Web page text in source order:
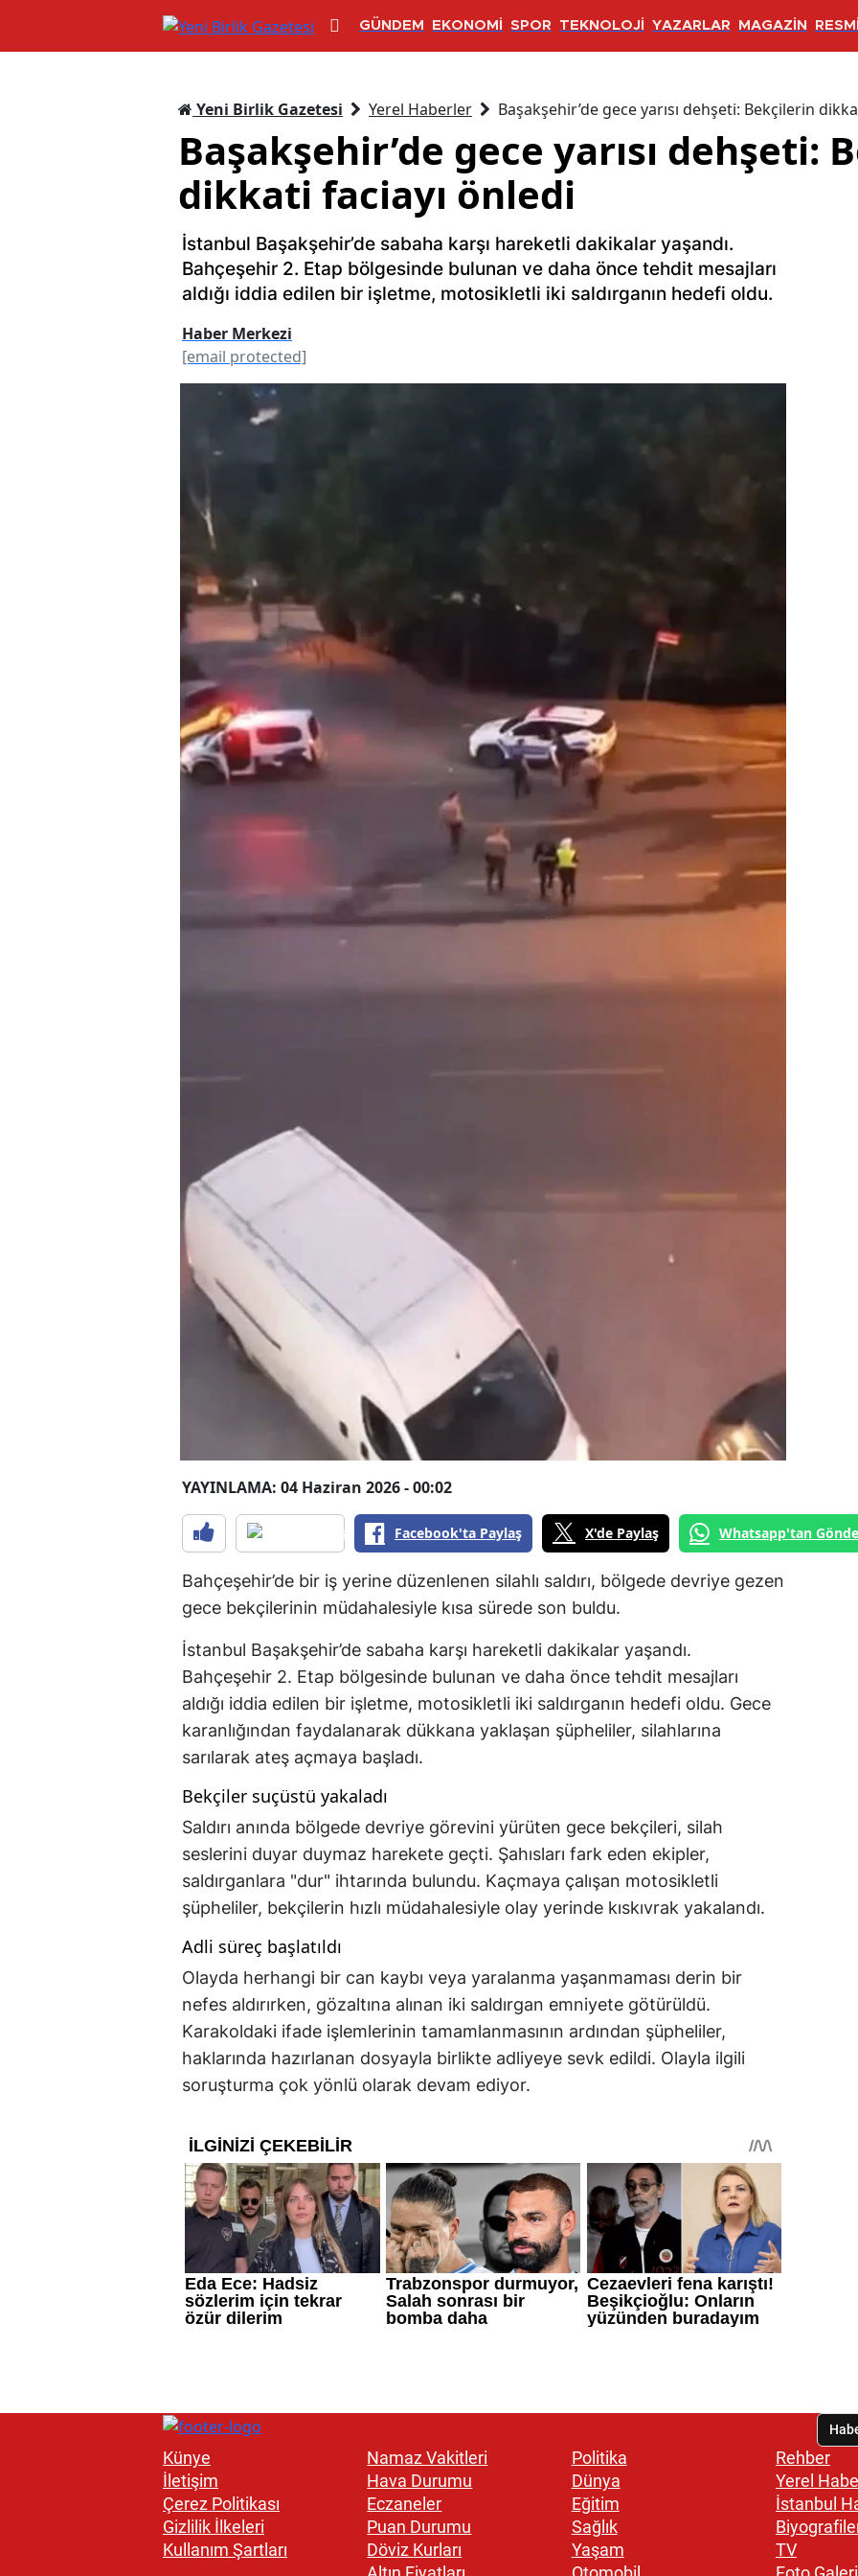
GÜNDEM EKONOMİ SPOR TEKNOLOJİ YAZARLAR MAGAZİN
Yeni Birlik Gazetesi Yerel Haberler Başakşehir’de gece yarısı dehşeti: Bekçilerin
Başakşehir’de gece yarısı dehşeti:
dikkati faciayı önledi
İstanbul Başakşehir’de sabaha karşı hareketli dakikalar yaşandı.
Bahçeşehir 2. Etap bölgesinde bulunan ve daha önce tehdit mesajları
aldığı iddia edilen bir işletme, motosikletli iki saldırganın hedefi oldu.
Haber Merkezi
[email protected]
YAYINLAMA: 04 Haziran 2026 - 00:02
Facebook'ta Paylaş X'de Paylaş Whatsapp'tan
Bahçeşehir’de bir iş yerine düzenlenen silahlı saldırı, bölgede devriye gezen
gece bekçilerinin müdahalesiyle kısa sürede son buldu.
İstanbul Başakşehir’de sabaha karşı hareketli dakikalar yaşandı.
Bahçeşehir 2. Etap bölgesinde bulunan ve daha önce tehdit mesajları
aldığı iddia edilen bir işletme, motosikletli iki saldırganın hedefi oldu. Gece
karanlığından faydalanarak dükkana yaklaşan şüpheliler, silahlarına
sarılarak ateş açmaya başladı.
Bekçiler suçüstü yakaladı
Saldırı anında bölgede devriye görevini yürüten gece bekçileri, silah
seslerini duyar duymaz harekete geçti. Şahısları fark eden ekipler,
saldırganlara "dur" ihtarında bulundu. Kaçmaya çalışan motosikletli
şüpheliler, bekçilerin hızlı müdahalesiyle olay yerinde kıskıvrak yakalandı.
Adli süreç başlatıldı
Olayda herhangi bir can kaybı veya yaralanma yaşanmaması derin bir
nefes aldırırken, gözaltına alınan iki saldırgan emniyete götürüldü.
Karakoldaki ifade işlemlerinin tamamlanmasının ardından şüpheliler,
haklarında hazırlanan dosyayla birlikte adliyeye sevk edildi. Olayla ilgili
soruşturma çok yönlü olarak devam ediyor.
Künye
İletişim
Çerez Politikası
Gizlilik İlkeleri
Kullanım Şartları
Namaz Vakitleri
Hava Durumu
Eczaneler
Puan Durumu
Döviz Kurları
Politika
Dünya
Eğitim
Sağlık
Yaşam
Rehber
Yerel
İstanbul
TV